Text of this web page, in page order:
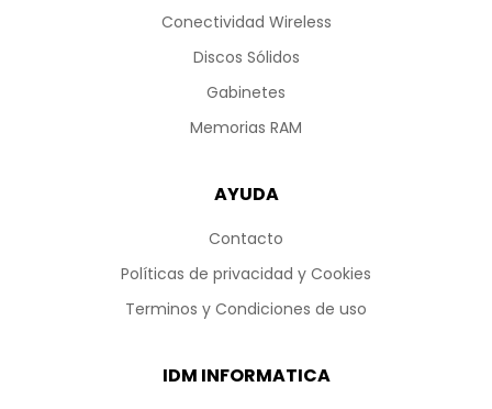
Conectividad Wireless
Discos Sólidos
Gabinetes
Memorias RAM
AYUDA
Contacto
Políticas de privacidad y Cookies
Terminos y Condiciones de uso
IDM INFORMATICA